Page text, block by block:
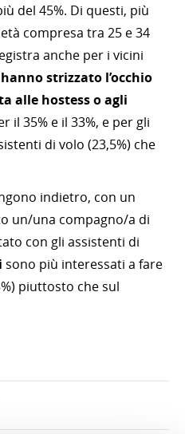
del 45%. Di questi, più
compresa tra 25 e 34
anche per i vicini
strizzato l’occhio
alle hostess o agli
il 35% e il 33%, e per gli
di volo (23,5%) che
indietro, con un
un/una compagno/a di
con gli assistenti di
sono più interessati a fare
piuttosto che sul